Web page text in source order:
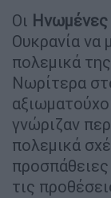
Οι Ηνωμένες
Ουκρανία να
πολεμικά
Νωρίτερα
γνώριζαν
πολεμικά
τις